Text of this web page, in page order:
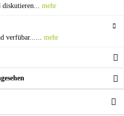
diskutieren... mehr
verfübar...... mehr